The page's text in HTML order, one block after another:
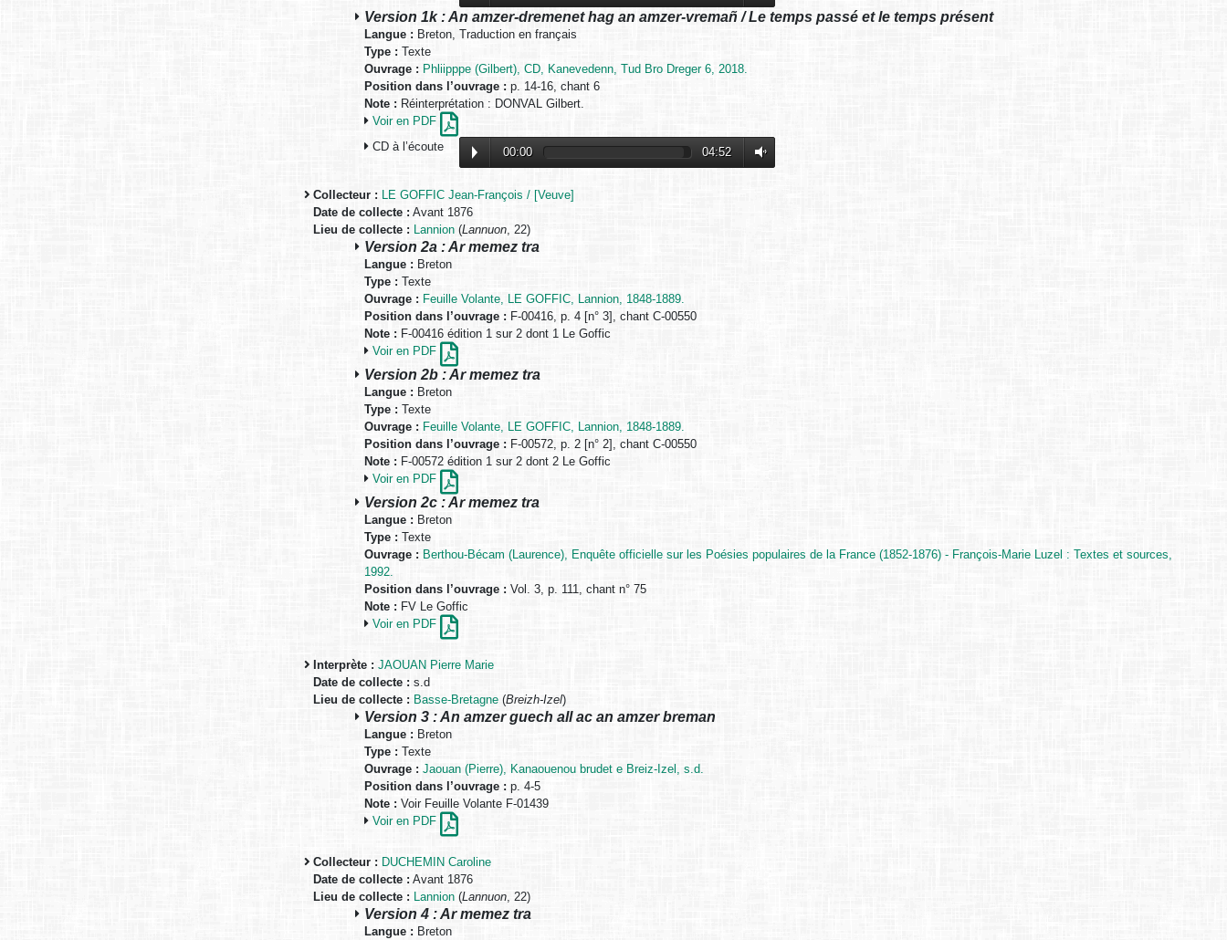
Version 1k : An amzer-dremenet hag an amzer-vremañ / Le temps passé et le temps présent
Langue : Breton, Traduction en français
Type :Texte
Ouvrage : Phliipppe (Gilbert), CD, Kanevedenn, Tud Bro Dreger 6, 2018.
Position dans l’ouvrage :p. 14-16, chant 6
Note : Réinterprétation : DONVAL Gilbert.
Voir en PDF
CD à l’écoute
00:00 04:52
Collecteur :
LE GOFFIC Jean-François / [Veuve]
Date de collecte : Avant 1876
Lieu de collecte :
Lannion (Lannuon , 22)
Version 2a : Ar memez tra
Langue : Breton
Type : Texte
Ouvrage : Feuille Volante, LE GOFFIC, Lannion, 1848-1889.
Position dans l’ouvrage : F-00416, p. 4 [n° 3], chant C-00550
Note : F-00416 édition 1 sur 2 dont 1 Le Goffic
Voir en PDF
Version 2b : Ar memez tra
Langue : Breton
Type : Texte
Ouvrage : Feuille Volante, LE GOFFIC, Lannion, 1848-1889.
Position dans l’ouvrage : F-00572, p. 2 [n° 2], chant C-00550
Note : F-00572 édition 1 sur 2 dont 2 Le Goffic
Voir en PDF
Version 2c : Ar memez tra
Langue : Breton
Type :Texte
Ouvrage : Berthou-Bécam (Laurence), Enquête officielle sur les Poésies populaires de la France (1852-1876) - François-Marie Luzel : Textes et sources,
1992.
Position dans l’ouvrage : Vol. 3, p. 111, chant n° 75
Note : FV Le Goffic
Voir en PDF
Interprète : JAOUAN Pierre Marie
Date de collecte : s.d
Lieu de collecte : Basse-Bretagne (Breizh-Izel)
Version 3 : An amzer guech all ac an amzer breman
Langue : Breton
Type : Texte
Ouvrage : Jaouan (Pierre), Kanaouenou brudet e Breiz-Izel, s.d.
Position dans l’ouvrage : p. 4-5
Note : Voir Feuille Volante F-01439
Voir en PDF
Collecteur : DUCHEMIN Caroline
Date de collecte : Avant 1876
Lieu de collecte :
Lannion (Lannuon , 22)
Version 4 : Ar memez tra
Langue : Breton